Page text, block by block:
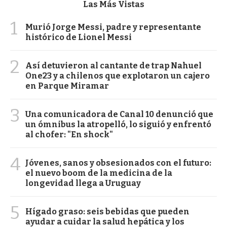
Las Más Vistas
1
Murió Jorge Messi, padre y representante
histórico de Lionel Messi
2
Así detuvieron al cantante de trap Nahuel
One23 y a chilenos que explotaron un cajero
en Parque Miramar
3
Una comunicadora de Canal 10 denunció que
un ómnibus la atropelló, lo siguió y enfrentó
al chofer: "En shock"
4 Jóvenes, sanos y obsesionados con el futuro:
el nuevo boom de la medicina de la
longevidad llega a Uruguay
5
Hígado graso: seis bebidas que pueden
ayudar a cuidar la salud hepática y los